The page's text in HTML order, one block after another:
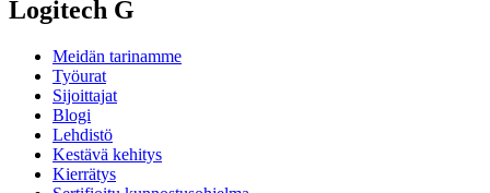
Logitech G
Meidän tarinamme
Työurat
Sijoittajat
Blogi
Lehdistö
Kestävä kehitys
Kierrätys